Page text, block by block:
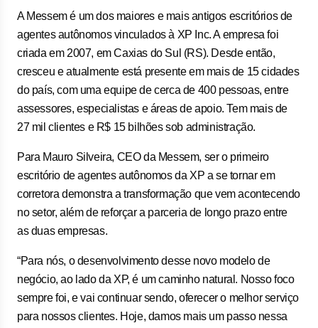
A Messem é um dos maiores e mais antigos escritórios de
agentes autônomos vinculados à XP Inc. A empresa foi
criada em 2007, em Caxias do Sul (RS). Desde então,
cresceu e atualmente está presente em mais de 15 cidades
do país, com uma equipe de cerca de 400 pessoas, entre
assessores, especialistas e áreas de apoio. Tem mais de
27 mil clientes e R$ 15 bilhões sob administração.
Para Mauro Silveira, CEO da Messem, ser o primeiro
escritório de agentes autônomos da XP a se tornar em
corretora demonstra a transformação que vem acontecendo
no setor, além de reforçar a parceria de longo prazo entre
as duas empresas.
“Para nós, o desenvolvimento desse novo modelo de
negócio, ao lado da XP, é um caminho natural. Nosso foco
sempre foi, e vai continuar sendo, oferecer o melhor serviço
para nossos clientes. Hoje, damos mais um passo nessa